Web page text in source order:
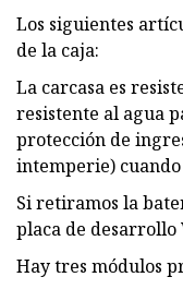
Los siguientes
de la caja:
La carcasa es
resistente al agua
protección de
intemperie)
Si retiramos la
placa de
Hay tres módulos